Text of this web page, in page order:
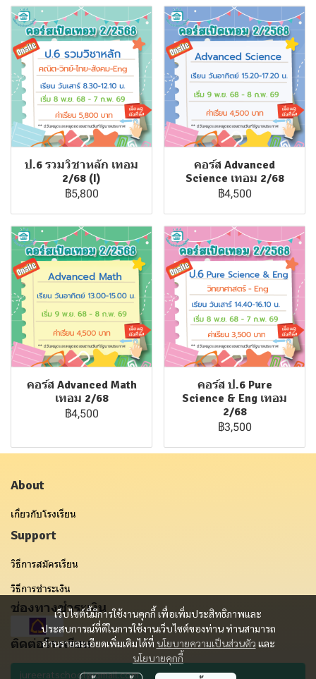
ป.6 รวมวิชาหลัก เทอม
2/68 (I)
฿5,800
คอร์ส Advanced
Science เทอม 2/68
฿4,500
คอร์ส Advanced Math
เทอม 2/68
฿4,500
คอร์ส ป.6 Pure
Science & Eng เทอม
2/68
฿3,500
เว็บไซต์นี้มีการใช้งานคุกกี้ เพื่อเพิ่มประสิทธิภาพและ
ประสบการณ์ที่ดีในการใช้งานเว็บไซต์ของท่าน ท่านสามารถ
อ่านรายละเอียดเพิ่มเติมได้ที่ นโยบายความเป็นส่วนตัว และ
นโยบายคุกกี้
About
เกี่ยวกับโรงเรียน
Support
วิธีการสมัครเรียน
วิธีการชำระเงิน
ช่องทางชำระเงิน
ติดต่อโรงเรียน